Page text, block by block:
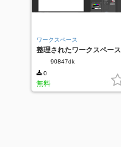
ワークスペース
整理されたワークスペース
90847dk
0
無料